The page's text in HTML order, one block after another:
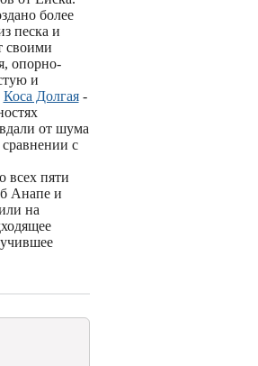
более
песка и
своими
опорно-
и
Коса Долгая-
от шума
с
всех пяти
Анапе и
на